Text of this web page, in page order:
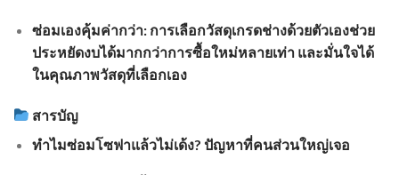
ซ่อมเองคุ้มค่ากว่า: การเลือกวัสดุเกรดช่างด้วยตัวเองช่วย
ประหยัดงบได้มากกว่าการซื้อใหม่หลายเท่า และมั่นใจได้
ในคุณภาพวัสดุที่เลือกเอง
สารบัญ
ทำไมซ่อมโซฟาแล้วไม่เด้ง? ปัญหาที่คนส่วนใหญ่เจอ